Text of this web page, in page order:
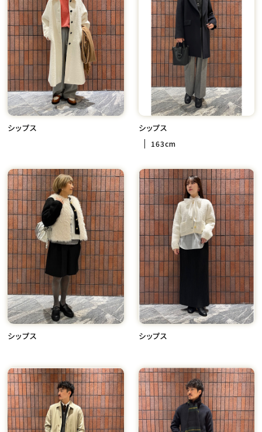
シップス シップス
163cm
シップス シップス